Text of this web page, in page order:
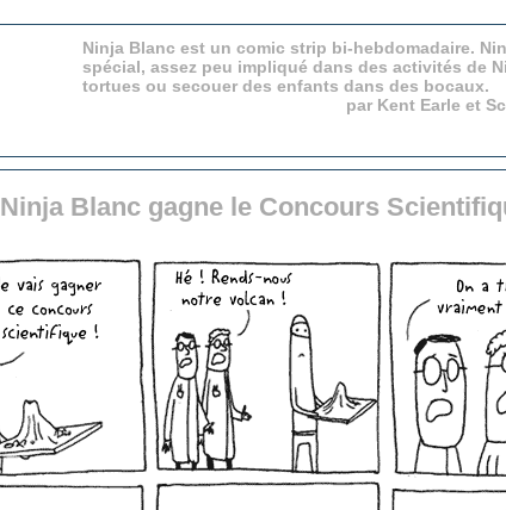
Ninja Blanc est un comic strip bi-hebdomadaire.
spécial, assez peu impliqué dans des activités de
tortues ou secouer des enfants dans des bocaux.
par Kent Earle et
Ninja Blanc gagne le Concours